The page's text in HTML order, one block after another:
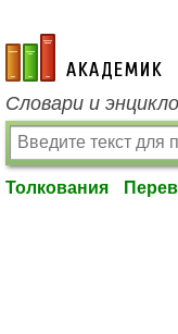
academic.ru
Словари и
Толкования